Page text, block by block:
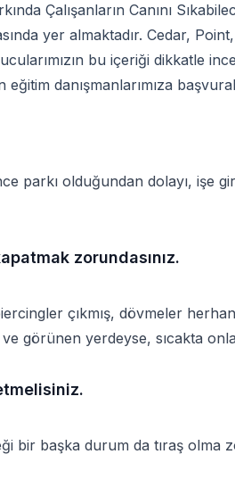
Çalışanların Canını
yer almaktadır. Cedar,
bu içeriği dikkatle
danışmanlarımıza
parkı olduğundan dolayı, işe
zorundasınız.
çıkmış, dövmeler
görünen yerdeyse, sıcakta
bir başka durum da tıraş olma